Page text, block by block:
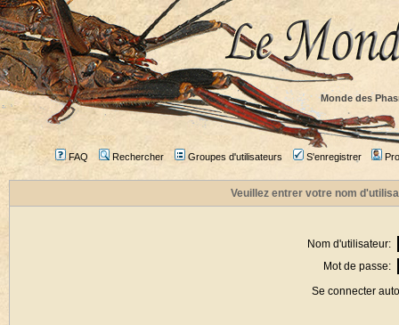
Monde des
FAQ Rechercher Groupes d'utilisateurs S'enregistrer
Veuillez entrer votre nom
Nom d'utilisateur:
Mot de passe:
Se connecter